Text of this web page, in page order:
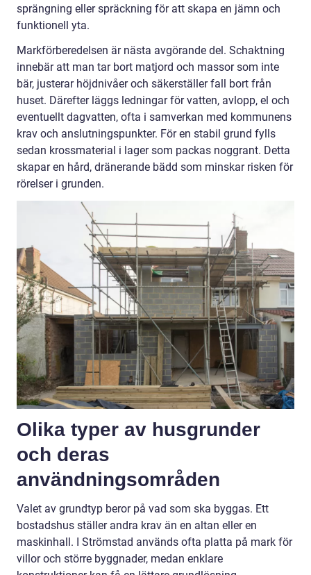
sprängning eller spräckning för att skapa en jämn och
funktionell yta.
Markförberedelsen är nästa avgörande del. Schaktning
innebär att man tar bort matjord och massor som inte
bär, justerar höjdnivåer och säkerställer fall bort från
huset. Därefter läggs ledningar för vatten, avlopp, el och
eventuellt dagvatten, ofta i samverkan med kommunens
krav och anslutningspunkter. För en stabil grund fylls
sedan krossmaterial i lager som packas noggrant. Detta
skapar en hård, dränerande bädd som minskar risken för
rörelser i grunden.
Olika typer av husgrunder
och deras
användningsområden
Valet av grundtyp beror på vad som ska byggas. Ett
bostadshus ställer andra krav än en altan eller en
maskinhall. I Strömstad används ofta platta på mark för
villor och större byggnader, medan enklare